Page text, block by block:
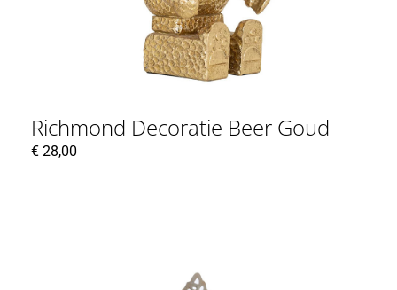
Richmond Decoratie Beer Goud
€ 28,00